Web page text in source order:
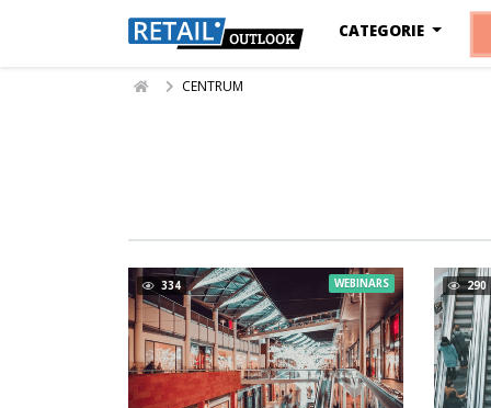
CATEGORIE
CENTRUM
334 WEBINARS 290